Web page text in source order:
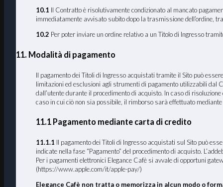
10.1 Il Contratto è risolutivamente condizionato al mancato
immediatamente avvisato subito dopo la trasmissione dell’ordine,
10.2 Per poter inviare un ordine relativo a un Titolo di Ingresso
11. Modalità di pagamento
Il pagamento dei Titoli di Ingresso acquistati tramite il Sito può
limitazioni ed esclusioni agli strumenti di pagamento utilizzabili dal
dall’utente durante il procedimento di acquisto. In caso di
caso in cui ciò non sia possibile, il rimborso sarà effettuato
11.1 Pagamento mediante carta di credito
11.1.1 Il pagamento dei Titoli di Ingresso acquistati sul Sito può
indicate nella fase “Pagamento” del procedimento di acquisto.
Per i pagamenti elettronici Elegance Cafè si avvale di opportuni
(https://www.apple.com/it/apple-pay/)
Elegance Cafè non tratta o memorizza in alcun modo o